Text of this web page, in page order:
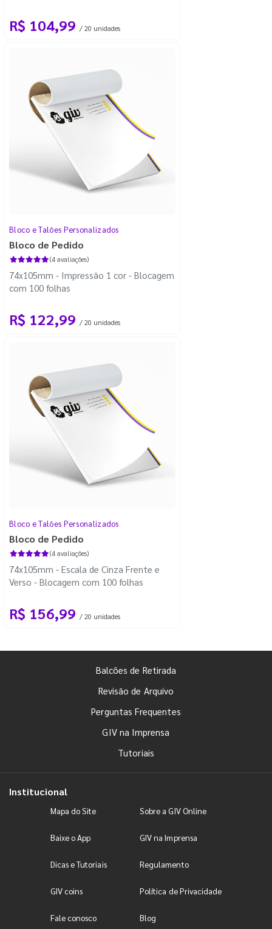
R$ 104,99 / 20 unidades
Bloco e Talões Personalizados
Bloco de Pedido
(4 avaliações)
74x105mm - Impressão 1 cor - Blocagem
com 100 folhas
R$ 122,99 / 20 unidades
Bloco e Talões Personalizados
Bloco de Pedido
(4 avaliações)
74x105mm - Escala de Cinza Frente e
Verso - Blocagem com 100 folhas
R$ 156,99 / 20 unidades
Balcões de Retirada
Revisão de Arquivo
Perguntas Frequentes
GIV na Imprensa
Tutoriais
Institucional
Mapa do Site Sobre a GIV Online
Baixe o App GIV na Imprensa
Dicas e Tutoriais Regulamento
GIV coins Política de Privacidade
Fale conosco Blog